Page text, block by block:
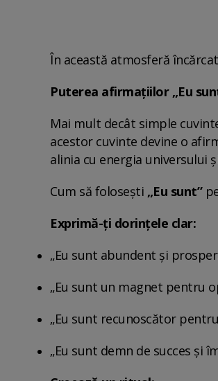
În această atmosferă
Puterea afirmațiilor „Eu
Mai mult decât simple
acestor cuvinte devine o
alinia cu energia universului
Cum să folosești „Eu sunt”
Exprimă-ți dorințele clar:
„Eu sunt abundent și
„Eu sunt un magnet pentru
„Eu sunt recunoscător
„Eu sunt demn de succes și